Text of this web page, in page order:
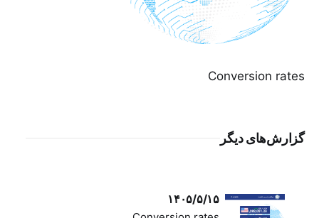
Conversion rates
گزارش‌های دیگر
۱۴۰۵/۵/۱۵